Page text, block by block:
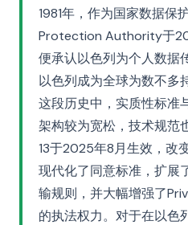
1981年，作为国家数据保
Protection Authority于
便承认以色列为个人数据
以色列成为全球为数不多
这段历史中，实质性标准
架构较为宽松，技术规范
13于2025年8月生效，改
现代化了同意标准，扩展
输规则，并大幅增强了
的执法权力。对于在以色